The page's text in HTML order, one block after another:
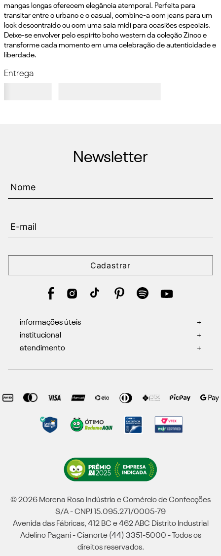
mangas longas oferecem elegância atemporal. Perfeita para
transitar entre o urbano e o casual, combine-a com jeans para um
look descontraído ou com uma saia midi para ocasiões especiais.
Deixe-se envolver pelo espírito boho western da coleção Zinco e
transforme cada momento em uma celebração de autenticidade e
liberdade.
Entrega
Newsletter
Cadastrar
informações úteis
+
institucional
+
atendimento
+
© 2026 Morena Rosa Indústria e Comércio de Confecções
S/A - CNPJ 15.095.271/0005-79
Avenida das Fábricas, 412 BC e 462 ABC Distrito Industrial
Adelino Pagani - Cianorte (44) 3351-5000 - Todos os
direitos reservados.